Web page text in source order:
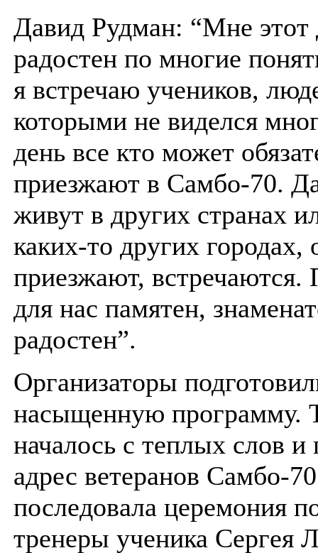
Давид Рудман: “Мне этот
радостен по многие
я встречаю учеников,
которыми не виделся
день все кто может
приезжают в Самбо-70.
живут в других странах
каких-то других городах,
приезжают, встречаются.
для нас памятен,
радостен”.
Организаторы
насыщенную программу.
началось с теплых слов и
адрес ветеранов Самбо-
последовала церемония
тренеры ученика Сергея